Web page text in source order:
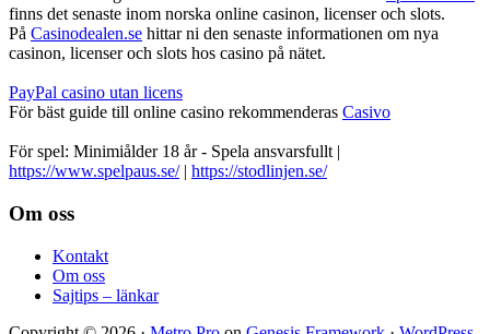
finns det senaste inom norska online casinon, licenser och slots.
På Casinodealen.se hittar ni den senaste informationen om nya
casinon, licenser och slots hos casino på nätet.
PayPal casino utan licens
För bäst guide till online casino rekommenderas Casivo
För spel: Minimiålder 18 år - Spela ansvarsfullt |
https://www.spelpaus.se/| https://stodlinjen.se/
Footer
Om oss
Kontakt
Om oss
Sajtips – länkar